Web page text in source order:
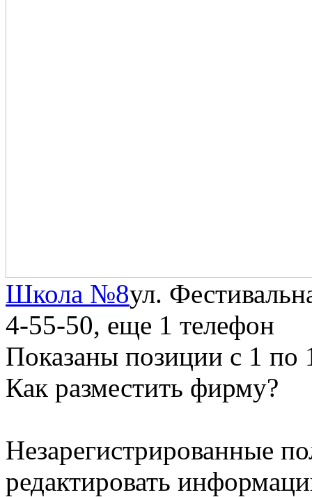
Школа №8ул.
4-55-50, еще 1 телефон
Показаны позиции с 1 по
Как разместить фирму?
Незарегистрированные
редактировать